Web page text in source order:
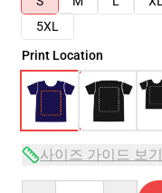
5XL
Print Location
사이즈 가이드 보기